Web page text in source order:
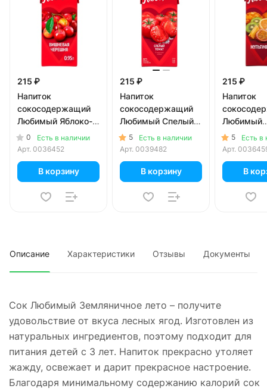
215 ₽
Напиток
сокосодержащий
Любимый Яблоко-
вишня-черешня
0.95 литра
0
Есть в наличии
Арт. 0036452
В корзину
215 ₽
Напиток
сокосодержащий
Любимый Спелый
томат 0.95 литра
5
Есть в наличии
Арт. 0039482
В корзину
215 ₽
Напиток
Любимый
литра
5
Есть в
Арт.
В
Описание Характеристики Отзывы Документы
Сок Любимый Земляничное лето – получите
удовольствие от вкуса лесных ягод. Изготовлен из
натуральных ингредиентов, поэтому подходит для
питания детей с 3 лет. Напиток прекрасно утоляет
жажду, освежает и дарит прекрасное настроение.
Благодаря минимальному содержанию калорий сок